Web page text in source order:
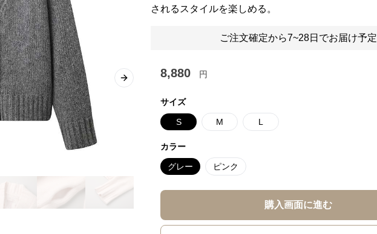
Next slide
されるスタイルを楽しめる。
ご注文確定から7~28日でお届け予定
8,880 円
サイズ
S M L
カラー
グレー ピンク
購入画面に進む